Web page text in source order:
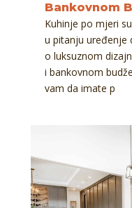
Bankovnom
Kuhinje po mjeri
u pitanju uređenje
o luksuznom
i bankovnom
vam da imate p